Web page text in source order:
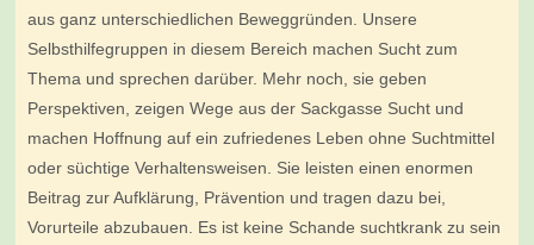
aus ganz unterschiedlichen Beweggründen. Unsere
Selbsthilfegruppen in diesem Bereich machen Sucht zum
Thema und sprechen darüber. Mehr noch, sie geben
Perspektiven, zeigen Wege aus der Sackgasse Sucht und
machen Hoffnung auf ein zufriedenes Leben ohne Suchtmittel
oder süchtige Verhaltensweisen. Sie leisten einen enormen
Beitrag zur Aufklärung, Prävention und tragen dazu bei,
Vorurteile abzubauen. Es ist keine Schande suchtkrank zu sein